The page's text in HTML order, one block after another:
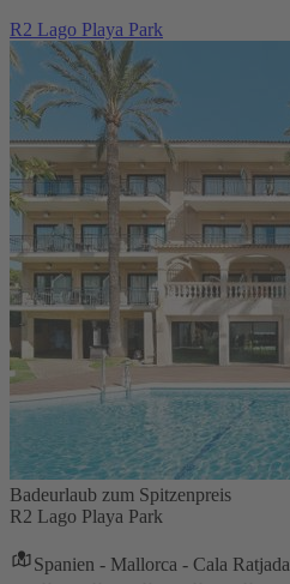
R2 Lago Playa Park
Badeurlaub zum Spitzenpreis
R2 Lago Playa Park
Spanien - Mallorca - Cala Ratjada